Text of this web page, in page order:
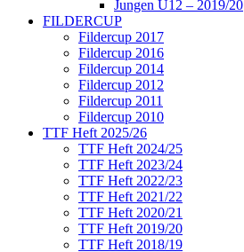
Jungen U12 – 2019/20
FILDERCUP
Fildercup 2017
Fildercup 2016
Fildercup 2014
Fildercup 2012
Fildercup 2011
Fildercup 2010
TTF Heft 2025/26
TTF Heft 2024/25
TTF Heft 2023/24
TTF Heft 2022/23
TTF Heft 2021/22
TTF Heft 2020/21
TTF Heft 2019/20
TTF Heft 2018/19